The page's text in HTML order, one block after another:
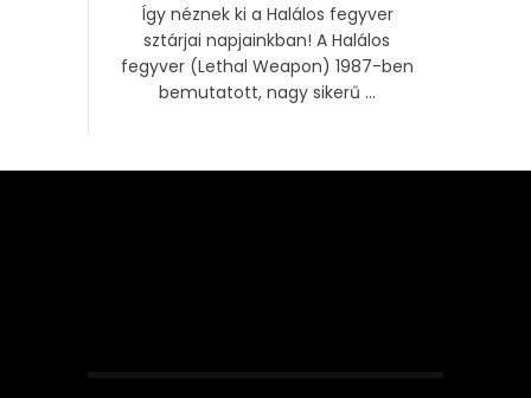
Így néznek ki a Halálos fegyver
sztárjai napjainkban! A Halálos
fegyver (Lethal Weapon) 1987-ben
bemutatott, nagy sikerű ...